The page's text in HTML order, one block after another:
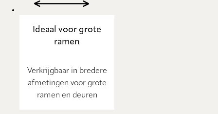
Ideaal voor grote
ramen
Verkrijgbaar in bredere
afmetingen voor grote
ramen en deuren